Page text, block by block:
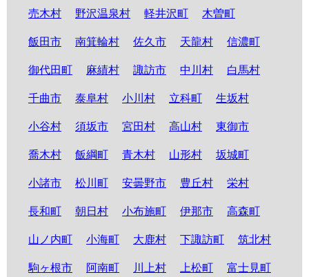
売木村 野沢温泉村 軽井沢町 木曽町
飯田市 南箕輪村 佐久市 天龍村 信濃町
御代田町 麻績村 諏訪市 中川村 白馬村
千曲市 泰阜村 小川村 立科町 生坂村
小谷村 須坂市 宮田村 高山村 東御市
喬木村 飯綱町 青木村 山形村 坂城町
小諸市 松川町 安曇野市 豊丘村 栄村
長和町 朝日村 小布施町 伊那市 高森町
山ノ内町 小海町 大鹿村 下諏訪町 筑北村
駒ヶ根市 阿南町 川上村 上松町 富士見町